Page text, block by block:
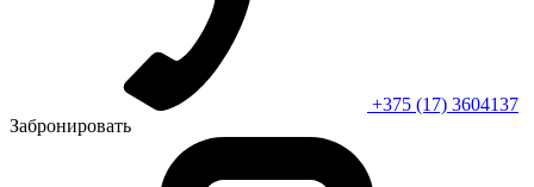
+375 (17) 3604137
Забронировать